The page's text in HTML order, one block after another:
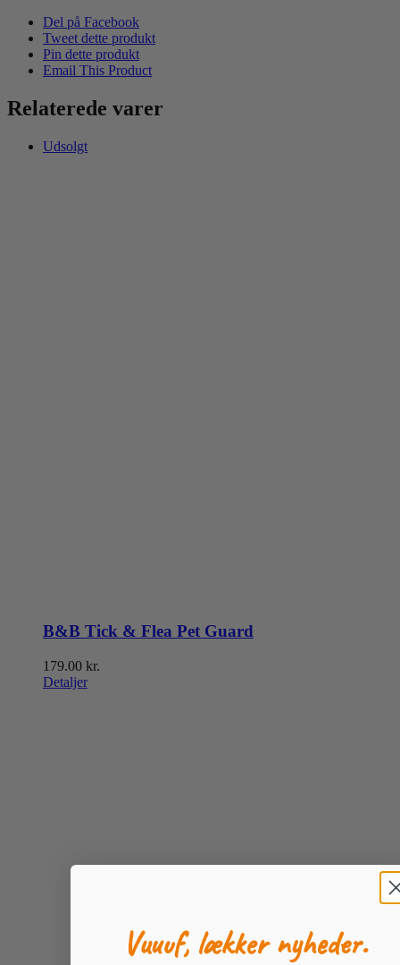
Del på Facebook
Tweet dette produkt
Pin dette produkt
Email This Product
Relaterede varer
Udsolgt
B&B Tick & Flea Pet Guard
179.00 kr.
Detaljer
Vuuuf, lækker nyheder.